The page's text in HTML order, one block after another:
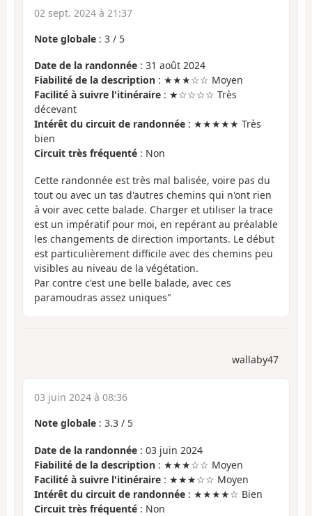
02 sept. 2024 à 21:37
Note globale : 3 / 5
Date de la randonnée : 31 août 2024
Fiabilité de la description : ★★★☆☆ Moyen
Facilité à suivre l'itinéraire : ★☆☆☆☆ Très
décevant
Intérêt du circuit de randonnée : ★★★★★ Très
bien
Circuit très fréquenté : Non
Cette randonnée est très mal balisée, voire pas du
tout ou avec un tas d'autres chemins qui n'ont rien
à voir avec cette balade. Charger et utiliser la trace
est un impératif pour moi, en repérant au préalable
les changements de direction importants. Le début
est particulièrement difficile avec des chemins peu
visibles au niveau de la végétation.
Par contre c'est une belle balade, avec ces
paramoudras assez uniques"
wallaby47
03 juin 2024 à 08:36
Note globale : 3.3 / 5
Date de la randonnée : 03 juin 2024
Fiabilité de la description : ★★★☆☆ Moyen
Facilité à suivre l'itinéraire : ★★★☆☆ Moyen
Intérêt du circuit de randonnée : ★★★★☆ Bien
Circuit très fréquenté : Non